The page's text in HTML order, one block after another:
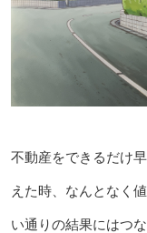
不動産をできるだけ
えた時、なんとなく
い通りの結果にはつな